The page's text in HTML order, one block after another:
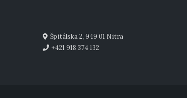
Špitálska 2, 949 01 Nitra
+421 918 374 132